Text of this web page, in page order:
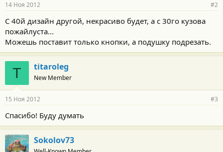
14 Ноя 2012 #2
C 40й дизайн другой, некрасиво будет, а с 30го кузова
пожайлуста...
Можешь поставит только кнопки, а подушку подрезать.
T titaroleg
New Member
15 Ноя 2012 #3
Спасибо! Буду думать
Sokolov73